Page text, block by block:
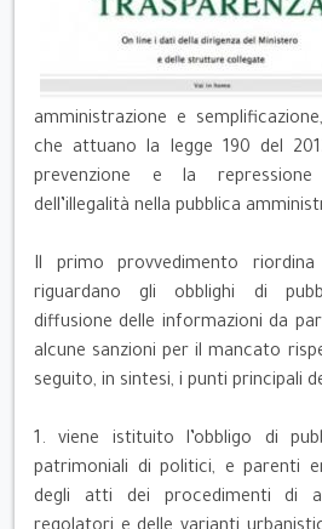
amministrazione e
che attuano la legge 190 del
prevenzione e la
dell’illegalità nella pubblica
Il primo provvedimento
riguardano gli obblighi di
diffusione delle informazioni da
alcune sanzioni per il mancato
seguito, in sintesi, i punti principali
1. viene istituito l’obbligo di
patrimoniali di politici, e parenti
degli atti dei procedimenti di